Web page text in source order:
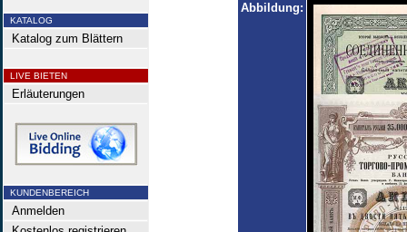
KATALOG
Katalog zum Blättern
LIVE BIETEN
Erläuterungen
KUNDENBEREICH
Anmelden
Abbildung: